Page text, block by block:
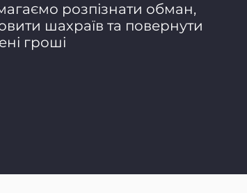
розпізнати обман,
шахраїв та повернути
гроші